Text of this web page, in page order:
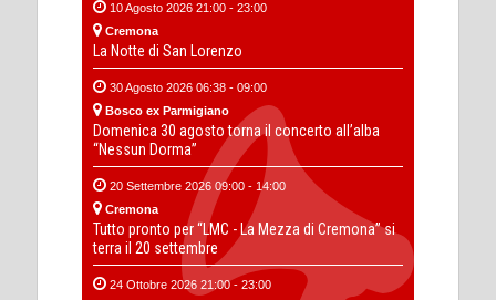
10 Agosto 2026 21:00 - 23:00
Cremona
La Notte di San Lorenzo
30 Agosto 2026 06:38 - 09:00
Bosco ex Parmigiano
Domenica 30 agosto torna il concerto all’alba
“Nessun Dorma”
20 Settembre 2026 09:00 - 14:00
Cremona
Tutto pronto per “LMC - La Mezza di Cremona” si
terra il 20 settembre
24 Ottobre 2026 21:00 - 23:00